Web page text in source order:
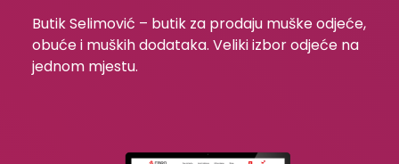
Butik Selimović – butik za prodaju muške odjeće,
obuće i muških dodataka. Veliki izbor odjeće na
jednom mjestu.